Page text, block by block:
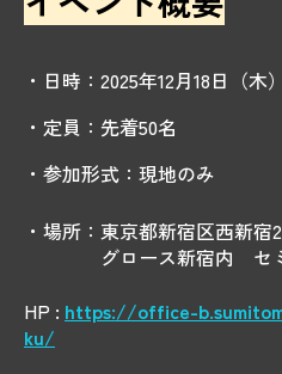
・日時：2025年12月18日（木
・定員：先着50名
・参加形式：現地のみ
・場所：東京都新宿区西新
グロース新宿内 セミ
HP : https://office-
ku/